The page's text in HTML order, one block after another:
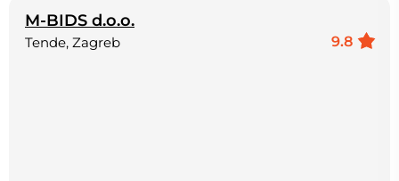
M-BIDS d.o.o.
9.8
Tende, Zagreb